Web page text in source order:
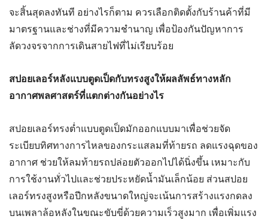
จะสิ้นสุดลงทันที อย่างไรก็ตาม ควรเลือกติดตั้งกับร้านค้าที่มี
มาตรฐานและช่างที่มีความชำนาญ เพื่อป้องกันปัญหาการ
ลัดวงจรจากการเดินสายไฟที่ไม่เรียบร้อย
สปอยเลอร์หลังแบบตูดเป็ดกับทรงสูงให้ผลลัพธ์ทางหลัก
อากาศพลศาสตร์ที่แตกต่างกันอย่างไร
สปอยเลอร์ทรงต่ำแบบตูดเป็ดมักออกแบบมาเพื่อช่วยจัด
ระเบียบทิศทางการไหลของกระแสลมที่ท้ายรถ ลดแรงฉุดของ
อากาศ ช่วยให้ลมท้ายรถปล่อยตัวออกไปได้นิ่งขึ้น เหมาะกับ
การใช้งานทั่วไปและช่วยประหยัดน้ำมันเล็กน้อย ส่วนสปอย
เลอร์ทรงสูงหรือปีกหลังขนาดใหญ่จะเน้นการสร้างแรงกดลง
บนเพลาล้อหลังในขณะขับขี่ด้วยความเร็วสูงมาก เพื่อเพิ่มแรง